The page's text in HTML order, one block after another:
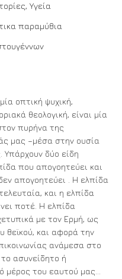
Υγεία
παραμύθια
οπτική ψυχική,
θεολογική, είναι μία
πυρήνα της
μας –μέσα στην ουσία
Υπάρχουν δύο είδη
που απογοητεύει και
απογοητεύει . Η ελπίδα
και η ελπίδα
ποτέ. Η ελπίδα
με τον Ερμή, ως
θεϊκού, και αφορά την
ανάμεσα στο
ασυνείδητο ή
μέρος του εαυτού μας...